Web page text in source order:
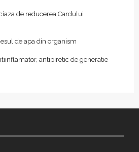
de reducerea Cardului
de apa din organism
antipiretic de generatie